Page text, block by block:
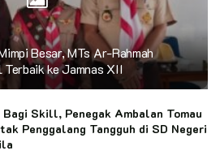
Besar, MTs Ar-Rahmah
ke Jamnas XII
Bagi Skill, Penegak Ambalan Tomau
Penggalang Tangguh di SD Negeri